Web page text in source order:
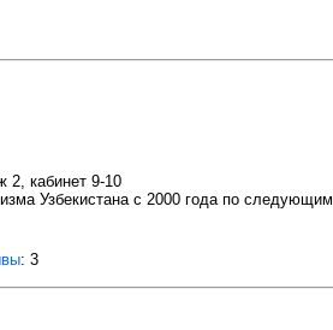
2, кабинет 9-10
Узбекистана с 2000 года по следующим
: 3